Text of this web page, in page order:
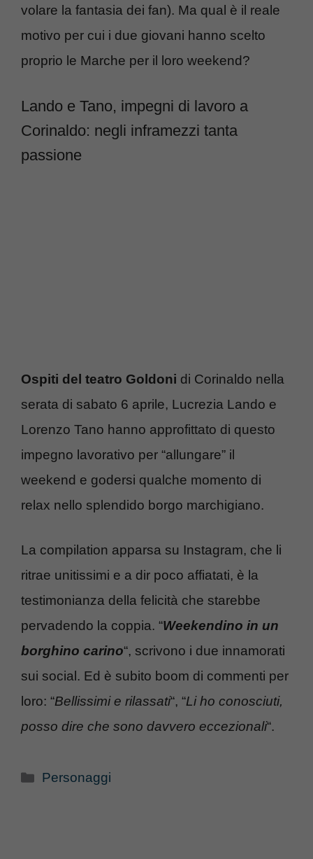
volare la fantasia dei fan). Ma qual è il reale
motivo per cui i due giovani hanno scelto
proprio le Marche per il loro weekend?
Lando e Tano, impegni di lavoro a
Corinaldo: negli inframezzi tanta
passione
Ospiti del teatro Goldoni di Corinaldo nella
serata di sabato 6 aprile, Lucrezia Lando e
Lorenzo Tano hanno approfittato di questo
impegno lavorativo per “allungare” il
weekend e godersi qualche momento di
relax nello splendido borgo marchigiano.
La compilation apparsa su Instagram, che li
ritrae unitissimi e a dir poco affiatati, è la
testimonianza della felicità che starebbe
pervadendo la coppia. “Weekendino in un
borghino carino“, scrivono i due innamorati
sui social. Ed è subito boom di commenti per
loro: “Bellissimi e rilassati“, “Li ho conosciuti,
posso dire che sono davvero eccezionali“.
Categorie
Personaggi